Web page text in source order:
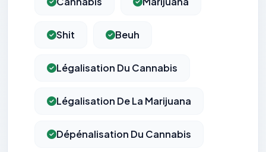
Shit Beuh
Légalisation Du Cannabis
Légalisation De La Marijuana
Dépénalisation Du Cannabis